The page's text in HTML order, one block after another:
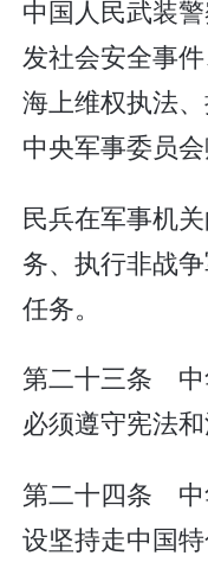
中国人民武装
发社会安全事件
海上维权执法
中央军事委员会
民兵在军事机
务、执行非战
任务。
第二十三条 中
必须遵守宪法和
第二十四条 中
设坚持走中国